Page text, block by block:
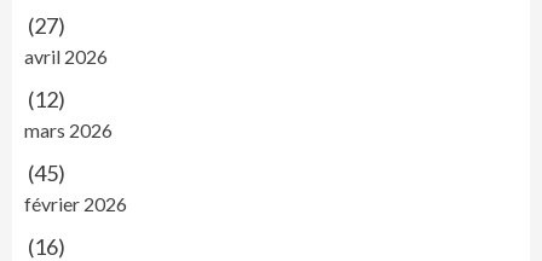
(27)
avril 2026
(12)
mars 2026
(45)
février 2026
(16)